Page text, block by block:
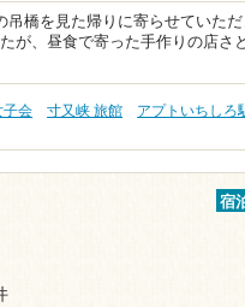
橋を見た帰りに寄らせていただ
が、昼食で寄った手作りの店さ
子会 寸又峡 旅館
アプトいちしろ
宿